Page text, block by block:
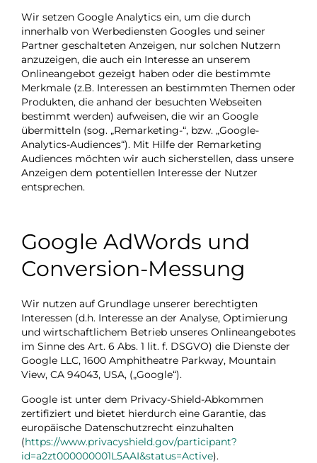
Wir setzen Google Analytics ein, um die durch
innerhalb von Werbediensten Googles und seiner
Partner geschalteten Anzeigen, nur solchen Nutzern
anzuzeigen, die auch ein Interesse an unserem
Onlineangebot gezeigt haben oder die bestimmte
Merkmale (z.B. Interessen an bestimmten Themen oder
Produkten, die anhand der besuchten Webseiten
bestimmt werden) aufweisen, die wir an Google
übermitteln (sog. „Remarketing-“, bzw. „Google-
Analytics-Audiences“). Mit Hilfe der Remarketing
Audiences möchten wir auch sicherstellen, dass unsere
Anzeigen dem potentiellen Interesse der Nutzer
entsprechen.
Google AdWords und
Conversion-Messung
Wir nutzen auf Grundlage unserer berechtigten
Interessen (d.h. Interesse an der Analyse, Optimierung
und wirtschaftlichem Betrieb unseres Onlineangebotes
im Sinne des Art. 6 Abs. 1 lit. f. DSGVO) die Dienste der
Google LLC, 1600 Amphitheatre Parkway, Mountain
View, CA 94043, USA, („Google“).
Google ist unter dem Privacy-Shield-Abkommen
zertifiziert und bietet hierdurch eine Garantie, das
europäische Datenschutzrecht einzuhalten
(https://www.privacyshield.gov/participant?
id=a2zt000000001L5AAI&status=Active).